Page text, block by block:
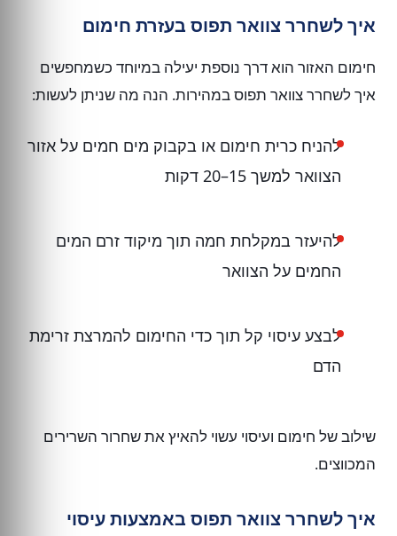
איך לשחרר צוואר תפוס בעזרת חימום
חימום האזור הוא דרך נוספת יעילה במיוחד כשמחפשים
איך לשחרר צוואר תפוס במהירות. הנה מה שניתן לעשות:
להניח כרית חימום או בקבוק מים חמים על אזור
הצוואר למשך 15–20 דקות
להיעזר במקלחת חמה תוך מיקוד זרם המים
החמים על הצוואר
לבצע עיסוי קל תוך כדי החימום להמרצת זרימת
הדם
שילוב של חימום ועיסוי עשוי להאיץ את שחרור השרירים
המכווצים.
איך לשחרר צוואר תפוס באמצעות עיסוי